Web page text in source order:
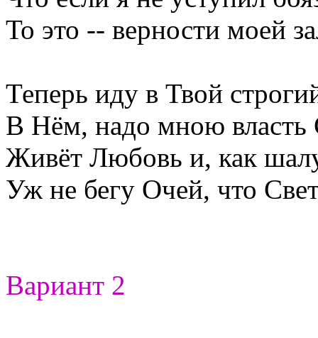
То это -- верности моей
Теперь иду в Твой
В Нём, надо мною власть
Живёт Любовь и, как
Уж не бегу Очей, что
Вариант 2